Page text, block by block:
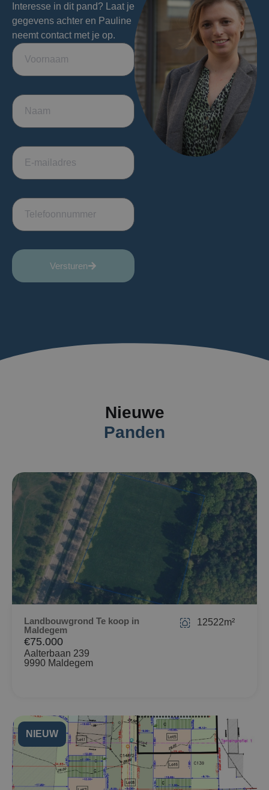
Interesse in dit pand? Laat je
gegevens achter en Pauline
neemt contact met je op.
Versturen
Nieuwe
Panden
Landbouwgrond Te koop in
Maldegem
€75.000
Aalterbaan 239
9990 Maldegem
12522m²
NIEUW